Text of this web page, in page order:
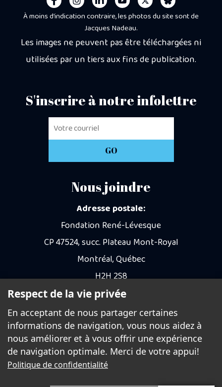
À moins d’indication contraire, les photos du site sont de
Jacques Nadeau.
Les images ne peuvent pas être téléchargées ni
utilisées par un tiers aux fins de publication.
S'inscrire à notre infolettre
Nous joindre
Adresse postale:
Fondation René-Lévesque
CP 47524, succ. Plateau Mont-Royal
Montréal, Québec
H2H 2S8
Courriel
Faire un don
Respect de la vie privée
En acceptant de nous partager certaines
informations de navigation, vous nous aidez à
nous améliorer et à vous offrir une expérience
de navigation optimale. Merci de votre appui!
Politique de confidentialité